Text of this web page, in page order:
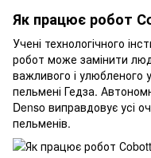
Як працює робот
Учені технологічного
робот може замінити
важливого і улюбленого
пельмені Гедза.
Denso виправдовує усі
пельменів.